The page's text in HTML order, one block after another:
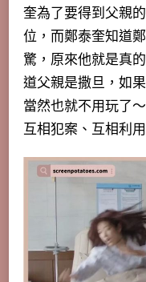
奎為了要得到父親
位，而鄭泰奎知道
驚，原來他就是真
道父親是撒旦，如
當然也就不用玩了
互相犯案、互相利用